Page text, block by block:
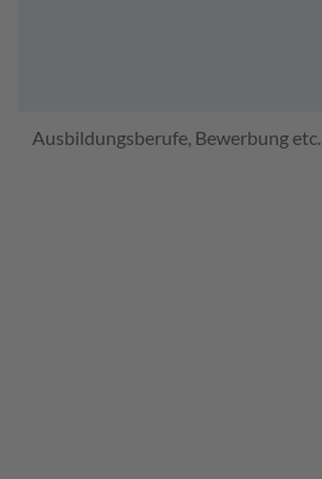
Ausbildungsberufe, Bewerbung etc.